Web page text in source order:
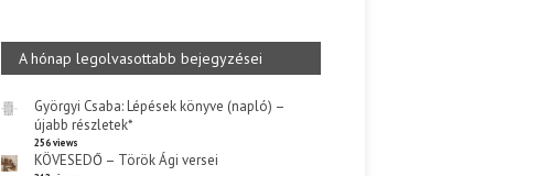
A hónap legolvasottabb bejegyzései
Györgyi Csaba: Lépések könyve (napló) –
újabb részletek*
256 views
KÖVESEDŐ – Török Ági versei